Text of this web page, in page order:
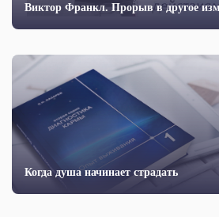
Виктор Франкл. Прорыв в другое
Когда душа начинает страдать